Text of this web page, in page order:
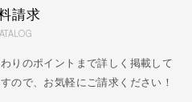
請求
りのポイントまで詳しく掲載して
ので、お気軽にご請求ください！